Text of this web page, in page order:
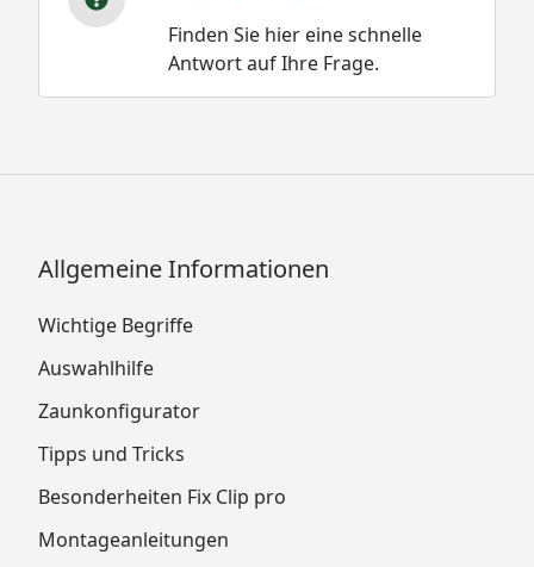
Finden Sie hier eine schnelle
Antwort auf Ihre Frage.
Allgemeine Informationen
Wichtige Begriffe
Auswahlhilfe
Zaunkonfigurator
Tipps und Tricks
Besonderheiten Fix Clip pro
Montageanleitungen